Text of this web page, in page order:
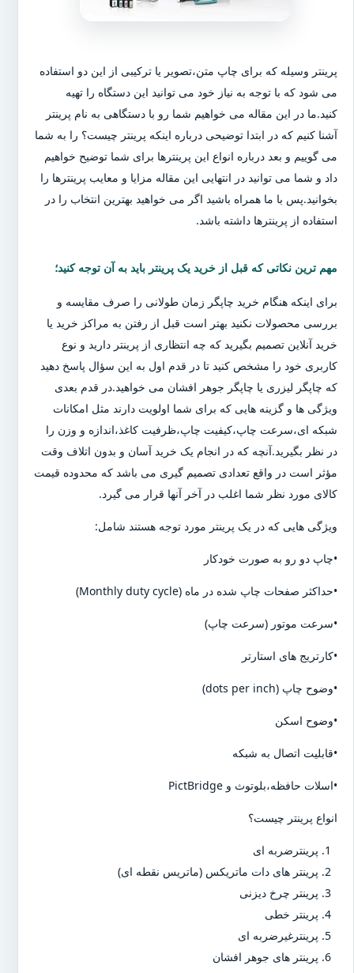
پرینتر وسیله که برای چاپ متن،تصویر یا ترکیبی از این دو استفاده
می شود که با توجه به نیاز خود می توانید این دستگاه را تهیه
کنید.ما در این مقاله می خواهیم شما رو با دستگاهی به نام پرینتر
آشنا کنیم که در ابتدا توضیحی درباره اینکه پرینتر چیست؟ را به شما
می گوییم و بعد درباره انواع این پرینترها برای شما توضیح خواهیم
داد و شما می توانید در انتهایی این مقاله مزایا و معایب پرینترها را
بخوانید.پس با ما همراه باشید اگر می خواهید بهترین انتخاب را در
استفاده از پرینترها داشته باشد.
مهم ترین نکاتی که قبل از خرید یک پرینتر باید به آن توجه کنید؛
برای اینکه هنگام خرید چاپگر زمان طولانی را صرف مقایسه و
بررسی محصولات نکنید بهتر است قبل از رفتن به مراکز خرید یا
خرید آنلاین تصمیم بگیرید که چه انتظاری از پرینتر دارید و نوع
کاربری خود را مشخص کنید تا در قدم اول به این سؤال پاسخ دهید
که چاپگر لیزری یا چاپگر جوهر افشان می خواهید.در قدم بعدی
ویژگی ها و گزینه هایی که برای شما اولویت دارند مثل امکانات
شبکه ای،سرعت چاپ،کیفیت چاپ،ظرفیت کاغذ،اندازه و وزن را
در نظر بگیرید.آنچه که در انجام یک خرید آسان و بدون اتلاف وقت
مؤثر است در واقع تعدادی تصمیم گیری می باشد که محدوده قیمت
کالای مورد نظر شما اغلب در آخر آنها قرار می گیرد.
ویژگی هایی که در یک پرینتر مورد توجه هستند شامل:
•چاپ دو رو به صورت خودکار
•حداکثر صفحات چاپ شده در ماه (Monthly duty cycle)
•سرعت موتور (سرعت چاپ)
•کارتریج های استارتر
•وضوح چاپ (dots per inch)
•وضوح اسکن
•قابلیت اتصال به شبکه
•اسلات حافظه،بلوتوث و PictBridge
انواع پرینتر چیست؟
پرینترضربه ای
پرینتر های دات ماتریکس (ماتریس نقطه ای)
پرینتر چرخ دیزنی
پرینتر خطی
پرینترغیرضربه ای
پرینتر های جوهر افشان